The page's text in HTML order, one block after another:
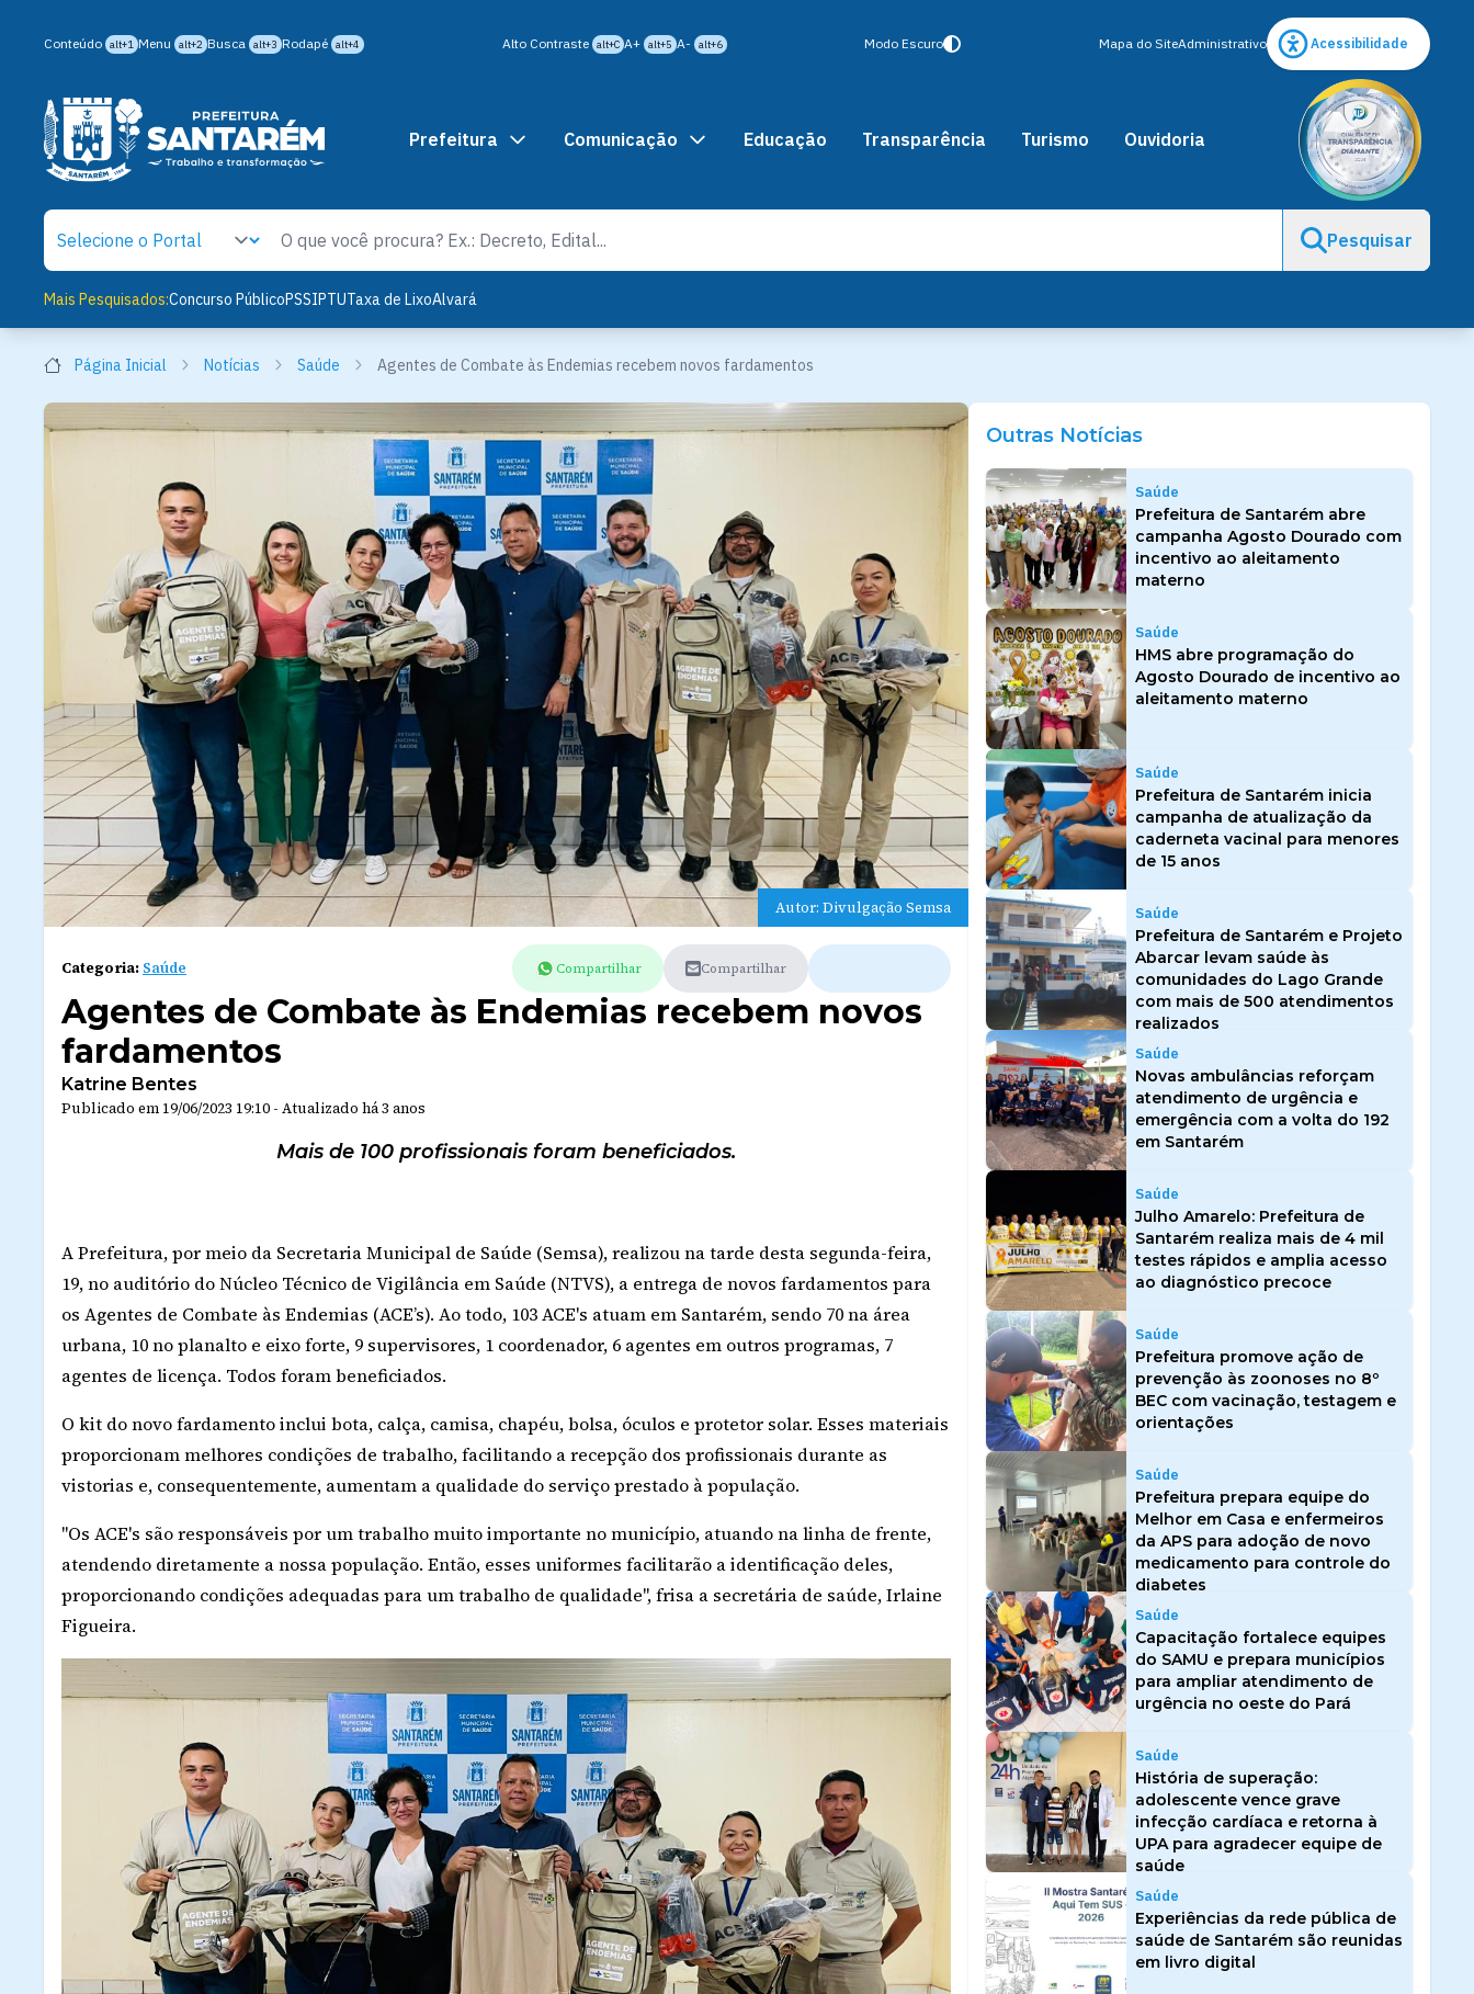
Conteúdo alt+1 Menu alt+2 Busca alt+3 Rodapé alt+4 Alto Contraste alt+C A+ alt+5 A- alt+6 Modo Escuro Mapa do SiteAdministrativo Acessibilidade
Prefeitura Comunicação Educação Transparência Turismo Ouvidoria
Pesquisar
Mais Pesquisados:Concurso PúblicoPSSIPTUTaxa de LixoAlvará
Página Inicial Notícias Saúde Agentes de Combate às Endemias recebem novos fardamentos
Autor: Divulgação Semsa
Categoria: Saúde Compartilhar Compartilhar
Agentes de Combate às Endemias recebem novos
fardamentos
Katrine Bentes
Publicado em 19/06/2023 19:10 - Atualizado há 3 anos
Mais de 100 profissionais foram beneficiados.
A Prefeitura, por meio da Secretaria Municipal de Saúde (Semsa), realizou na tarde desta segunda-feira,
19, no auditório do Núcleo Técnico de Vigilância em Saúde (NTVS), a entrega de novos fardamentos para
os Agentes de Combate às Endemias (ACE’s). Ao todo, 103 ACE's atuam em Santarém, sendo 70 na área
urbana, 10 no planalto e eixo forte, 9 supervisores, 1 coordenador, 6 agentes em outros programas, 7
agentes de licença. Todos foram beneficiados.
O kit do novo fardamento inclui bota, calça, camisa, chapéu, bolsa, óculos e protetor solar. Esses materiais
proporcionam melhores condições de trabalho, facilitando a recepção dos profissionais durante as
vistorias e, consequentemente, aumentam a qualidade do serviço prestado à população.
"Os ACE's são responsáveis por um trabalho muito importante no município, atuando na linha de frente,
atendendo diretamente a nossa população. Então, esses uniformes facilitarão a identificação deles,
proporcionando condições adequadas para um trabalho de qualidade", frisa a secretária de saúde, Irlaine
Figueira.
Outras Notícias
Saúde
Prefeitura de Santarém abre
campanha Agosto Dourado com
incentivo ao aleitamento
materno
Saúde
HMS abre programação do
Agosto Dourado de incentivo ao
aleitamento materno
Saúde
Prefeitura de Santarém inicia
campanha de atualização da
caderneta vacinal para menores
de 15 anos
Saúde
Prefeitura de Santarém e Projeto
Abarcar levam saúde às
comunidades do Lago Grande
com mais de 500 atendimentos
realizados
Saúde
Novas ambulâncias reforçam
atendimento de urgência e
emergência com a volta do 192
em Santarém
Saúde
Julho Amarelo: Prefeitura de
Santarém realiza mais de 4 mil
testes rápidos e amplia acesso
ao diagnóstico precoce
Saúde
Prefeitura promove ação de
prevenção às zoonoses no 8º
BEC com vacinação, testagem e
orientações
Saúde
Prefeitura prepara equipe do
Melhor em Casa e enfermeiros
da APS para adoção de novo
medicamento para controle do
diabetes
Saúde
Capacitação fortalece equipes
do SAMU e prepara municípios
para ampliar atendimento de
urgência no oeste do Pará
Saúde
História de superação:
adolescente vence grave
infecção cardíaca e retorna à
UPA para agradecer equipe de
saúde
Saúde
Experiências da rede pública de
saúde de Santarém são reunidas
em livro digital